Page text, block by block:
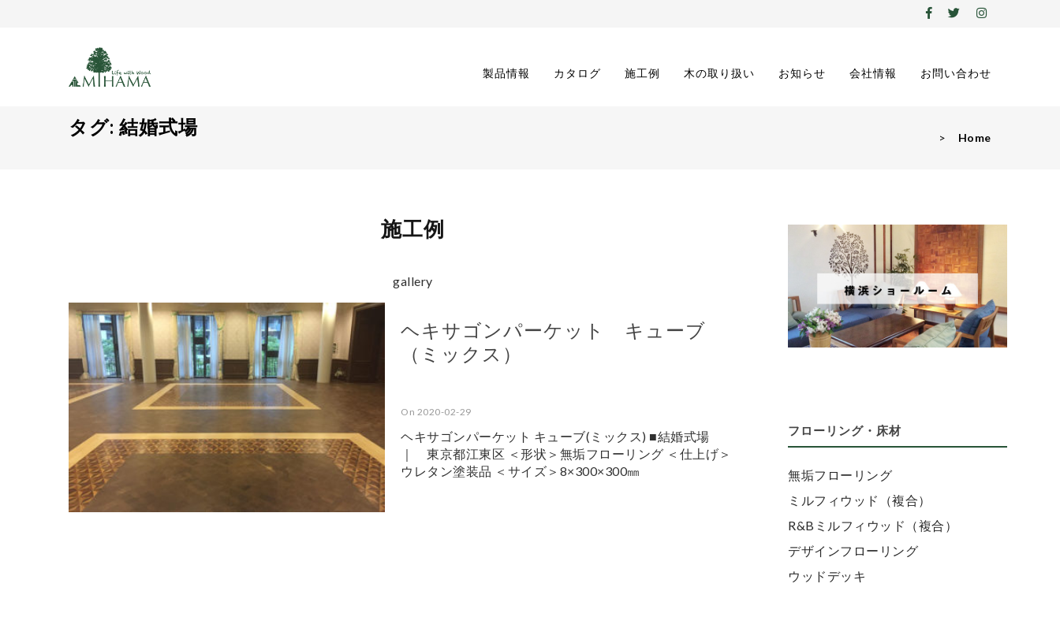
製品情報 カタログ 施工例 木の取り扱い お知らせ 会社情報 お問い合わせ
タグ:結婚式場 > Home
施工例
gallery
ヘキサゴンパーケット キューブ
（ミックス）
On 2020-02-29
ヘキサゴンパーケット キューブ(ミックス) ■結婚式場
｜ 東京都江東区 ＜形状＞無垢フローリング ＜仕上げ＞
ウレタン塗装品 ＜サイズ＞8×300×300㎜
フローリング・床材
無垢フローリング
ミルフィウッド（複合）
R&Bミルフィウッド（複合）
デザインフローリング
ウッドデッキ